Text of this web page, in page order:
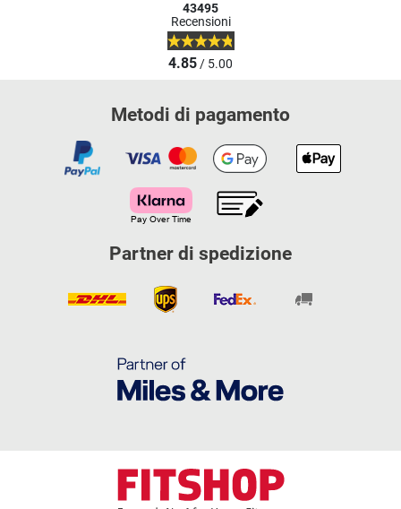
43495
Recensioni
4.85/ 5.00
Metodi di pagamento
Partner di spedizione